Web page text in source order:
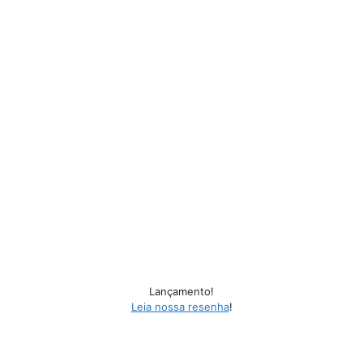
Lançamento!
Leia nossa resenha!